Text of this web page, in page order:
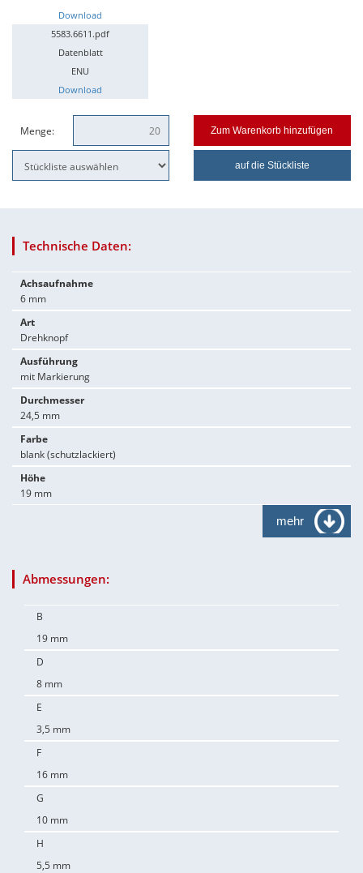
Download
5583.6611.pdf
Datenblatt
ENU
Download
Menge: Zum Warenkorb hinzufügen
auf die Stückliste
Technische Daten:
Achsaufnahme
6 mm
Art
Drehknopf
Ausführung
mit Markierung
Durchmesser
24,5 mm
Farbe
blank (schutzlackiert)
Höhe
19 mm
mehr
Abmessungen:
B
19 mm
D
8 mm
E
3,5 mm
F
16 mm
G
10 mm
H
5,5 mm